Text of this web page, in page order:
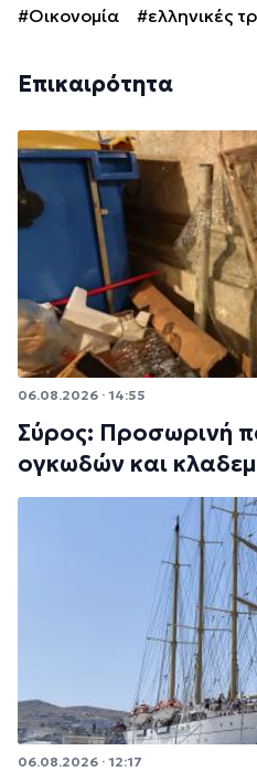
#Οικονομία #ελληνικές
Επικαιρότητα
06.08.2026 · 14:55
Σύρος: Προσωρινή
ογκωδών και
06.08.2026 · 12:17